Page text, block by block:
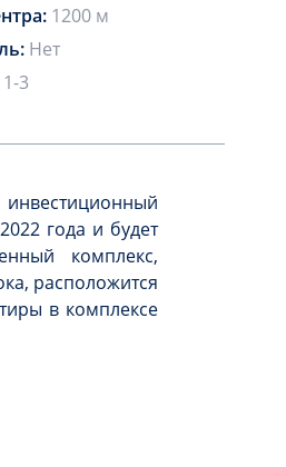
1200 м
Нет
1-3
года и будет
комплекс,
расположится
в комплексе